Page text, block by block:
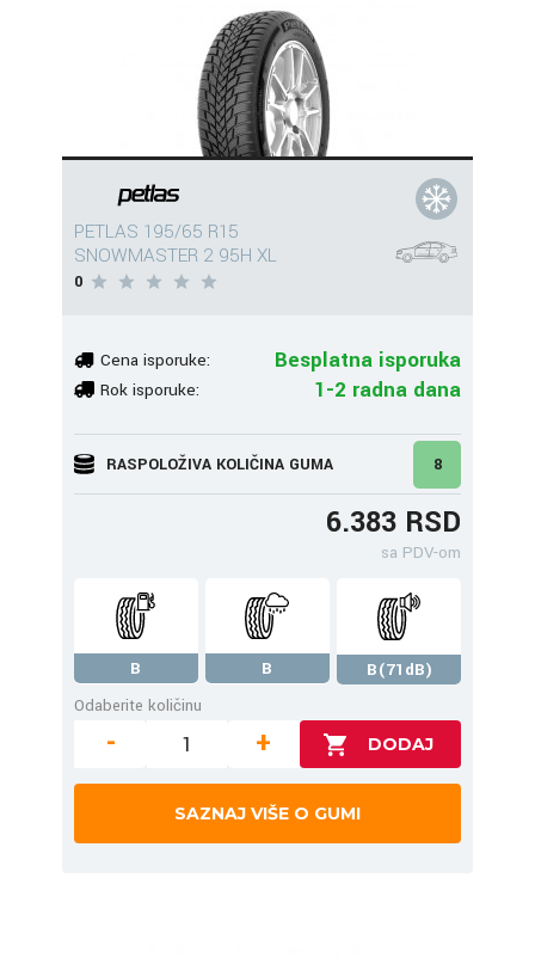
PETLAS 195/65 R15
SNOWMASTER 2 95H XL
0
Cena isporuke: Besplatna isporuka
Rok isporuke: 1-2 radna dana
RASPOLOŽIVA KOLIČINA GUMA 8
6.383 RSD
sa PDV-om
B B
B(71dB)
Odaberite količinu
- +
SAZNAJ VIŠE O GUMI